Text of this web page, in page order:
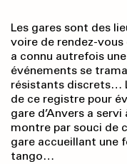
Les gares sont des
voire de rendez-vous
a connu autrefois
événements se
résistants discrets…
de ce registre pour
gare d’Anvers a
montre par souci de
gare accueillant une
tango…